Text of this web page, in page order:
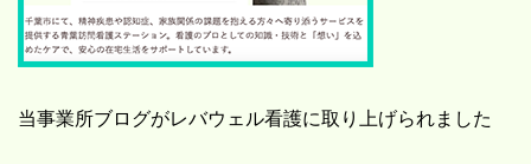
当事業所ブログがレバウェル看護に取り上げられました